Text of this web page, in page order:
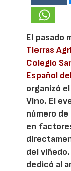
El pasado
Tierras
Colegio
Español
organizó
Vino. El
número
en
del
dedicó al